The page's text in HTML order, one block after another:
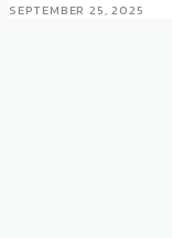
SEPTEMBER 25, 2025